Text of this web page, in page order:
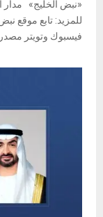
للمزيد: تابع موقع
فيسبوك وتويتر